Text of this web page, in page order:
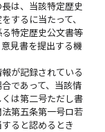
は、当該特定歴史
するに当たって、
特定歴史公文書等
見書を提出する機
が記録されている
であって、当該情
は第二号ただし書
第五条第一号ロ若
ると認めるとき